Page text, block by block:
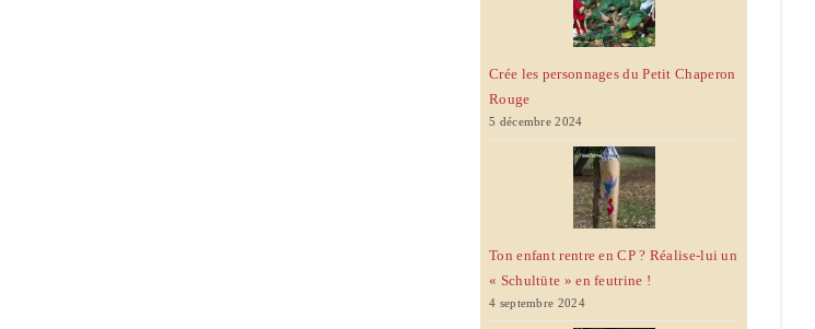
Crée les personnages du Petit Chaperon
Rouge
5 décembre 2024
Ton enfant rentre en CP ? Réalise-lui un
« Schultüte » en feutrine !
4 septembre 2024